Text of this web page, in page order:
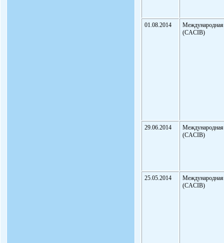
01.08.2014
Международная
(CACIB)
29.06.2014
Международная
(CACIB)
25.05.2014
Международная
(CACIB)